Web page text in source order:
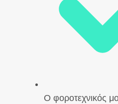
Ο φοροτεχνικός